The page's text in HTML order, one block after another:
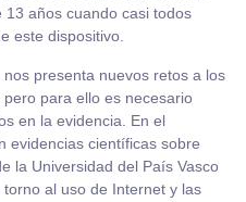
años cuando casi todos
este dispositivo.
presenta nuevos retos a los
para ello es necesario
en la evidencia. En el
evidencias científicas sobre
la Universidad del País Vasco
al uso de Internet y las